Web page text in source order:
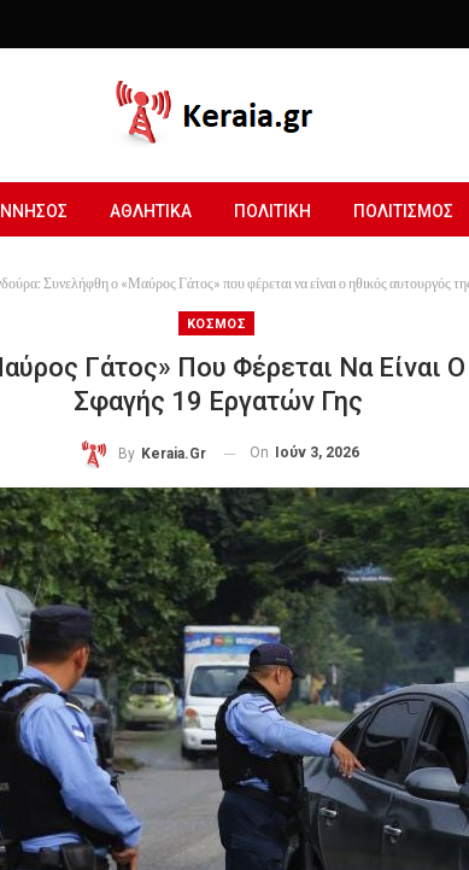
ΑΘΛΗΤΙΚΑ ΠΟΛΙΤΙΚΗ ΠΟΛΙΤΙΣΜΟΣ
Συνελήφθη ο «Μαύρος Γάτος» που φέρεται να είναι ο ηθικός αυτουργός
ΚΟΣΜΟΣ
Γάτος» Που Φέρεται Να Είναι
Σφαγής 19 Εργατών Γης
By Keraia.gr On Ιούν 3, 2026